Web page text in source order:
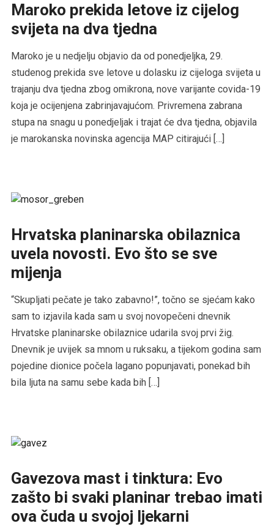
Maroko prekida letove iz cijelog
svijeta na dva tjedna
Maroko je u nedjelju objavio da od ponedjeljka, 29.
studenog prekida sve letove u dolasku iz cijeloga svijeta u
trajanju dva tjedna zbog omikrona, nove varijante covida-19
koja je ocijenjena zabrinjavajućom. Privremena zabrana
stupa na snagu u ponedjeljak i trajat će dva tjedna, objavila
je marokanska novinska agencija MAP citirajući […]
Hrvatska planinarska obilaznica
uvela novosti. Evo što se sve
mijenja
“Skupljati pečate je tako zabavno!”, točno se sjećam kako
sam to izjavila kada sam u svoj novopečeni dnevnik
Hrvatske planinarske obilaznice udarila svoj prvi žig.
Dnevnik je uvijek sa mnom u ruksaku, a tijekom godina sam
pojedine dionice počela lagano popunjavati, ponekad bih
bila ljuta na samu sebe kada bih […]
Gavezova mast i tinktura: Evo
zašto bi svaki planinar trebao imati
ova čuda u svojoj ljekarni